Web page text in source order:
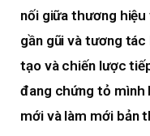
nối giữa thương
gần gũi và tương tác
tạo và chiến lược
đang chứng tỏ mình
mới và làm mới bản